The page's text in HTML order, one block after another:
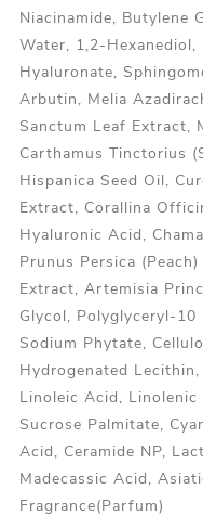
Niacinamide, Butylene
Water, 1,2-
Hyaluronate,
Arbutin, Melia
Sanctum Leaf Extract,
Carthamus Tinctorius
Hispanica Seed Oil,
Extract, Corallina
Hyaluronic Acid,
Prunus Persica
Extract, Artemisia
Glycol, Polyglyceryl-10
Sodium Phytate,
Hydrogenated
Linoleic Acid,
Sucrose Palmitate,
Acid, Ceramide NP,
Madecassic Acid,
Fragrance(Parfum)